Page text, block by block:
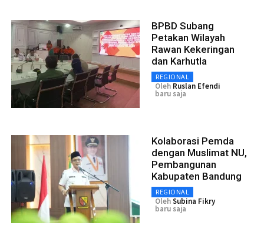
BPBD Subang
Petakan Wilayah
Rawan Kekeringan
dan Karhutla
REGIONAL
Oleh Ruslan Efendi
baru saja
Kolaborasi Pemda
dengan Muslimat NU,
Pembangunan
Kabupaten Bandung
REGIONAL
OlehSubina Fikry
baru saja